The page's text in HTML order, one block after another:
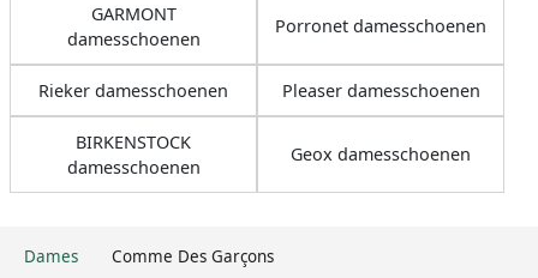
Dames Comme Des Garçons
GARMONT
damesschoenen
Porronet damesschoenen
Rieker damesschoenen Pleaser damesschoenen
BIRKENSTOCK
damesschoenen
Geox damesschoenen